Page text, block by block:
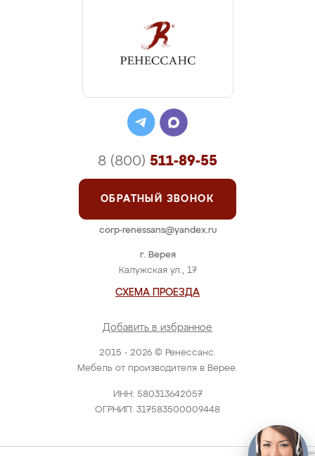
2015 - 2026 © Ренессанс.
Мебель от производителя в Верее.
ИНН: 580313642057
ОГРНИП: 317583500009448
г. Верея
Калужская ул., 17
СХЕМА ПРОЕЗДА
Добавить в избранное
8 (800) 511-89-55
ОБРАТНЫЙ ЗВОНОК
corp-renessans@yandex.ru